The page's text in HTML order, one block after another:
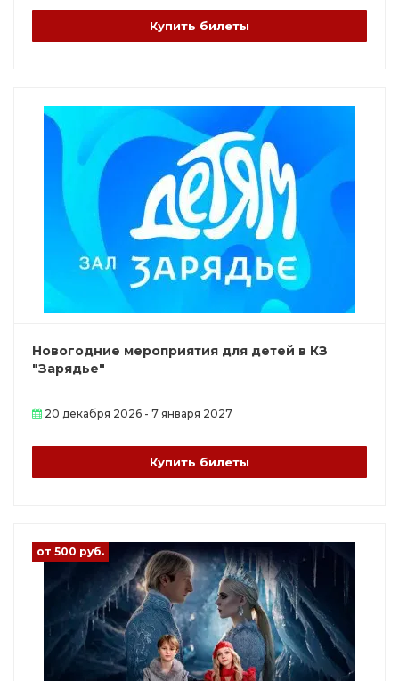
Купить билеты
Новогодние мероприятия для детей в КЗ
"Зарядье"
20 декабря 2026 - 7 января 2027
Купить билеты
от 500 руб.